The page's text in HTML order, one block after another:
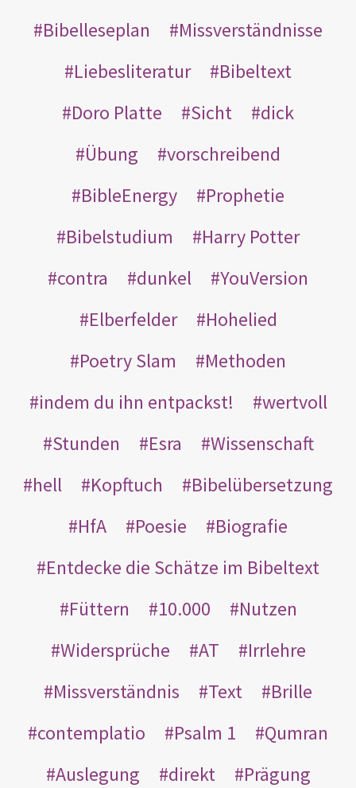
Bibelleseplan
Missverständnisse
Liebesliteratur
Bibeltext
Doro Platte
Sicht
dick
Übung
vorschreibend
BibleEnergy
Prophetie
Bibelstudium
Harry Potter
contra
dunkel
YouVersion
Elberfelder
Hohelied
Poetry Slam
Methoden
indem du ihn entpackst!
wertvoll
Stunden
Esra
Wissenschaft
hell
Kopftuch
Bibelübersetzung
HfA
Poesie
Biografie
Entdecke die Schätze im Bibeltext
Füttern
10.000
Nutzen
Widersprüche
AT
Irrlehre
Missverständnis
Text
Brille
contemplatio
Psalm 1
Qumran
Auslegung
direkt
Prägung